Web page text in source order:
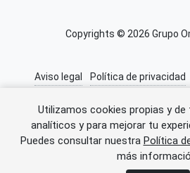
Utilizamos cookies propias y
analíticos y para mejorar tu
Puedes consultar nuestra Política
más
Error al cargar el
Copyrights © 2026 Grupo
Aviso legal Política de privacidad